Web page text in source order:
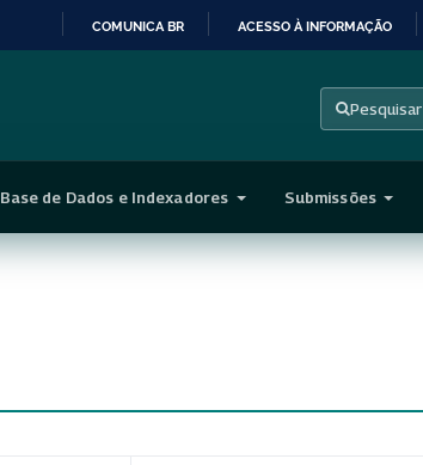
CONTEÚDO
COMUNICA BR ACESSO À INFORMAÇÃO
Pesquisar
Base de Dados e Indexadores Submissões